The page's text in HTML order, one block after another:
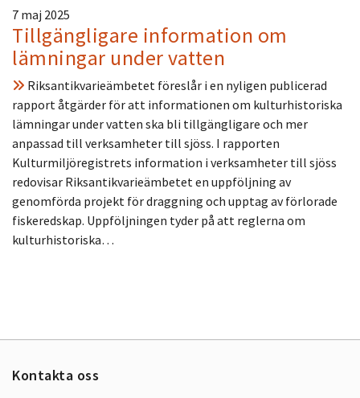
7 maj 2025
Tillgängligare information om
lämningar under vatten
Riksantikvarieämbetet föreslår i en nyligen publicerad
rapport åtgärder för att informationen om kulturhistoriska
lämningar under vatten ska bli tillgängligare och mer
anpassad till verksamheter till sjöss. I rapporten
Kulturmiljöregistrets information i verksamheter till sjöss
redovisar Riksantikvarieämbetet en uppföljning av
genomförda projekt för draggning och upptag av förlorade
fiskeredskap. Uppföljningen tyder på att reglerna om
kulturhistoriska…
Kontakta oss